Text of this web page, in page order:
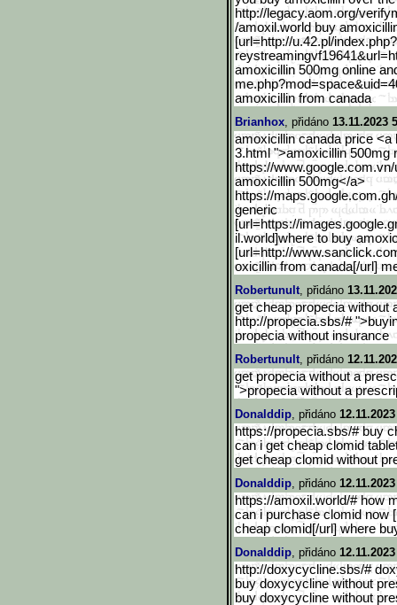
http://legacy.aom.org/ver
/amoxil.world buy
[url=http://u.42.pl/index
amoxicillin 500mg online
amoxicillin from canada
Brianhox, přidáno 13.11.2023
amoxicillin canada price <a
3.html ">amoxicillin 500mg
https://www.google.com.vn/
amoxicillin 500mg</a>
https://maps.google.com.g
generic
[url=https://images.googl
il.world]where to buy
[url=http://
oxicillin from canada[/url]
Robertunult, přidáno
get cheap propecia without
http://propecia.sbs/#
propecia without insurance
Robertunult, přidáno
get propecia without a
">propecia without a
Donalddip, přidáno
https://propecia.sbs/# buy
can i get cheap clomid
get cheap clomid without
Donalddip, přidáno
https://amoxil.world/# how
can i purchase clomid now
cheap clomid[/url] where
Donalddip, přidáno
http://doxycycline.sbs/#
buy doxycycline without
buy doxycycline without